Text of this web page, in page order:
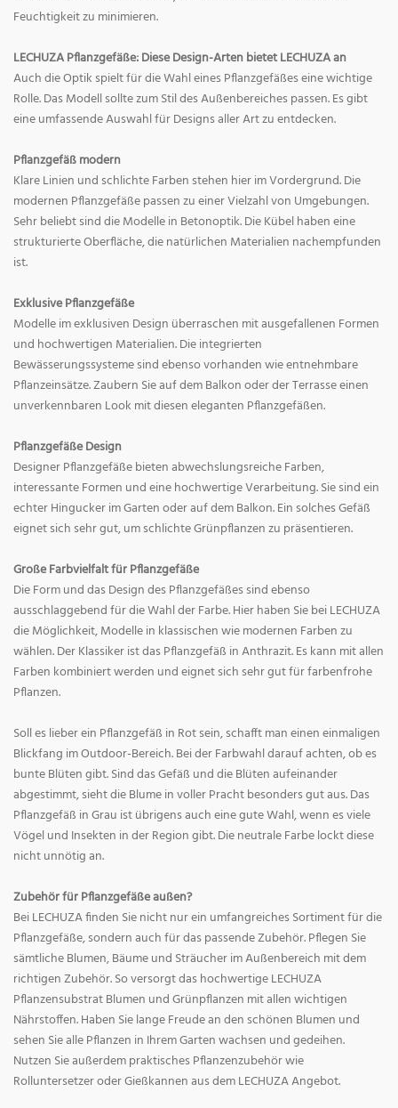
Feuchtigkeit zu minimieren.
LECHUZA Pflanzgefäße: Diese Design-Arten bietet LECHUZA an
Auch die Optik spielt für die Wahl eines Pflanzgefäßes eine wichtige
Rolle. Das Modell sollte zum Stil des Außenbereiches passen. Es gibt
eine umfassende Auswahl für Designs aller Art zu entdecken.
Pflanzgefäß modern
Klare Linien und schlichte Farben stehen hier im Vordergrund. Die
modernen Pflanzgefäße passen zu einer Vielzahl von Umgebungen.
Sehr beliebt sind die Modelle in Betonoptik. Die Kübel haben eine
strukturierte Oberfläche, die natürlichen Materialien nachempfunden
ist.
Exklusive Pflanzgefäße
Modelle im exklusiven Design überraschen mit ausgefallenen Formen
und hochwertigen Materialien. Die integrierten
Bewässerungssysteme sind ebenso vorhanden wie entnehmbare
Pflanzeinsätze. Zaubern Sie auf dem Balkon oder der Terrasse einen
unverkennbaren Look mit diesen eleganten Pflanzgefäßen.
Pflanzgefäße Design
Designer Pflanzgefäße bieten abwechslungsreiche Farben,
interessante Formen und eine hochwertige Verarbeitung. Sie sind ein
echter Hingucker im Garten oder auf dem Balkon. Ein solches Gefäß
eignet sich sehr gut, um schlichte Grünpflanzen zu präsentieren.
Große Farbvielfalt für Pflanzgefäße
Die Form und das Design des Pflanzgefäßes sind ebenso
ausschlaggebend für die Wahl der Farbe. Hier haben Sie bei LECHUZA
die Möglichkeit, Modelle in klassischen wie modernen Farben zu
wählen. Der Klassiker ist das Pflanzgefäß in Anthrazit. Es kann mit allen
Farben kombiniert werden und eignet sich sehr gut für farbenfrohe
Pflanzen.
Soll es lieber ein Pflanzgefäß in Rot sein, schafft man einen einmaligen
Blickfang im Outdoor-Bereich. Bei der Farbwahl darauf achten, ob es
bunte Blüten gibt. Sind das Gefäß und die Blüten aufeinander
abgestimmt, sieht die Blume in voller Pracht besonders gut aus. Das
Pflanzgefäß in Grau ist übrigens auch eine gute Wahl, wenn es viele
Vögel und Insekten in der Region gibt. Die neutrale Farbe lockt diese
nicht unnötig an.
Zubehör für Pflanzgefäße außen?
Bei LECHUZA finden Sie nicht nur ein umfangreiches Sortiment für die
Pflanzgefäße, sondern auch für das passende Zubehör. Pflegen Sie
sämtliche Blumen, Bäume und Sträucher im Außenbereich mit dem
richtigen Zubehör. So versorgt das hochwertige LECHUZA
Pflanzensubstrat Blumen und Grünpflanzen mit allen wichtigen
Nährstoffen. Haben Sie lange Freude an den schönen Blumen und
sehen Sie alle Pflanzen in Ihrem Garten wachsen und gedeihen.
Nutzen Sie außerdem praktisches Pflanzenzubehör wie
Rolluntersetzer oder Gießkannen aus dem LECHUZA Angebot.